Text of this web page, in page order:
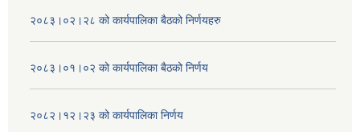
२०८३।०२।२८ को कार्यपालिका बैठको निर्णयहरु
२०८३।०१।०२ को कार्यपालिका बैठको निर्णय
२०८२।१२।२३ को कार्यपालिका निर्णय